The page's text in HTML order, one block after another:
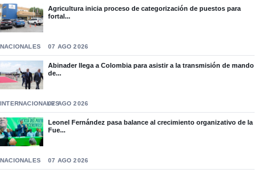
Agricultura inicia proceso de categorización de puestos para
fortal...
NACIONALES 07 AGO 2026
Abinader llega a Colombia para asistir a la transmisión de mando
de...
INTERNACIONALES07 AGO 2026
Leonel Fernández pasa balance al crecimiento organizativo de la
Fue...
NACIONALES 07 AGO 2026